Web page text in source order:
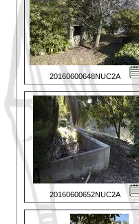
20160600648NUC2A
20160600652NUC2A